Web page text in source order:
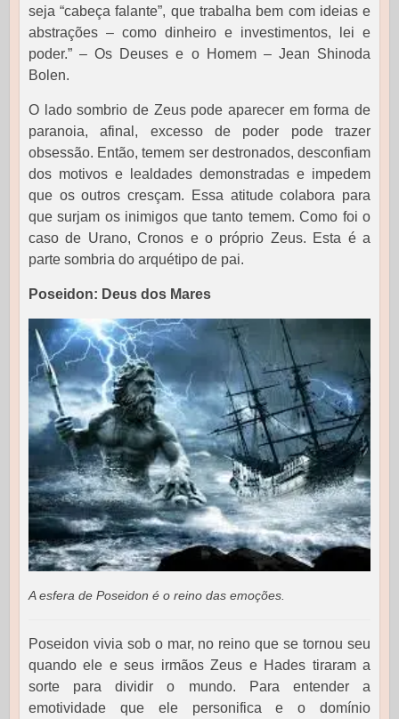
seja “cabeça falante”, que trabalha bem com ideias e
abstrações – como dinheiro e investimentos, lei e
poder.” – Os Deuses e o Homem – Jean Shinoda
Bolen.
O lado sombrio de Zeus pode aparecer em forma de
paranoia, afinal, excesso de poder pode trazer
obsessão. Então, temem ser destronados, desconfiam
dos motivos e lealdades demonstradas e impedem
que os outros cresçam. Essa atitude colabora para
que surjam os inimigos que tanto temem. Como foi o
caso de Urano, Cronos e o próprio Zeus. Esta é a
parte sombria do arquétipo de pai.
Poseidon: Deus dos Mares
A esfera de Poseidon é o reino das emoções.
Poseidon vivia sob o mar, no reino que se tornou seu
quando ele e seus irmãos Zeus e Hades tiraram a
sorte para dividir o mundo. Para entender a
emotividade que ele personifica e o domínio